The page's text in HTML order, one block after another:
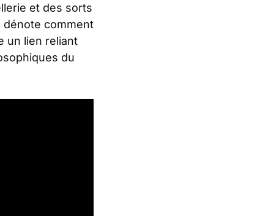
et des sorts
dénote comment
un lien reliant
du